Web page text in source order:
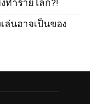
ทำร้ายโลก?!
ล่นอาจเป็นของ